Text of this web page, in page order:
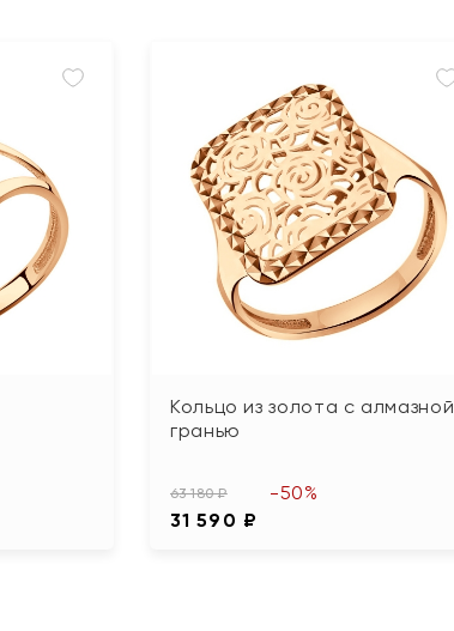
Кольцо из золота с алмазной
гранью
63 180 ₽
31 590 ₽
-50%